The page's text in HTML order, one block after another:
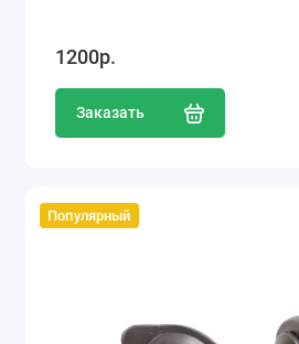
1200р.
Заказать
Популярный